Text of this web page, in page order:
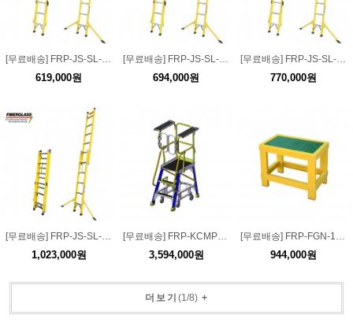
[무료배송] FRP-JS-SL-H1L18전주용 1연식 절연사다리 (1.8M)
619,000원
[무료배송] FRP-JS-SL-H1L24전주용 1연식 절연사다리 (2.4M)
694,000원
[무료배송] FRP-JS-SL-H1L30전주용 1연식 절연사다리 (3.0M)
770,000원
[무료배송] FRP-JS-SL-H2L34전주용 2연식 절연사다리 (3.4M)
1,023,000원
[무료배송] FRP-KCMPF-3 절연 한국전력공사 FRP 계단작업대+세이프가드 3단
3,594,000원
[무료배송] FRP-FGN-1 절연 FRP 계단형 작업대 1단
944,000원
더보기 (1/8)+